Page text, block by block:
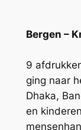
Bergen –
9
ging naar
Dhaka,
en